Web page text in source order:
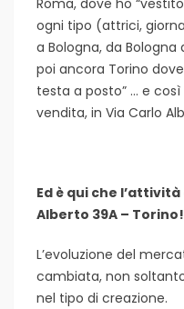
Roma, dove ho
ogni tipo (attrici,
a Bologna, da Bologna
poi ancora Torino
testa a posto” … e
vendita, in Via Carlo
Ed è qui che
Alberto 39A – Torino!
L’evoluzione del
cambiata, non
nel tipo di creazione.